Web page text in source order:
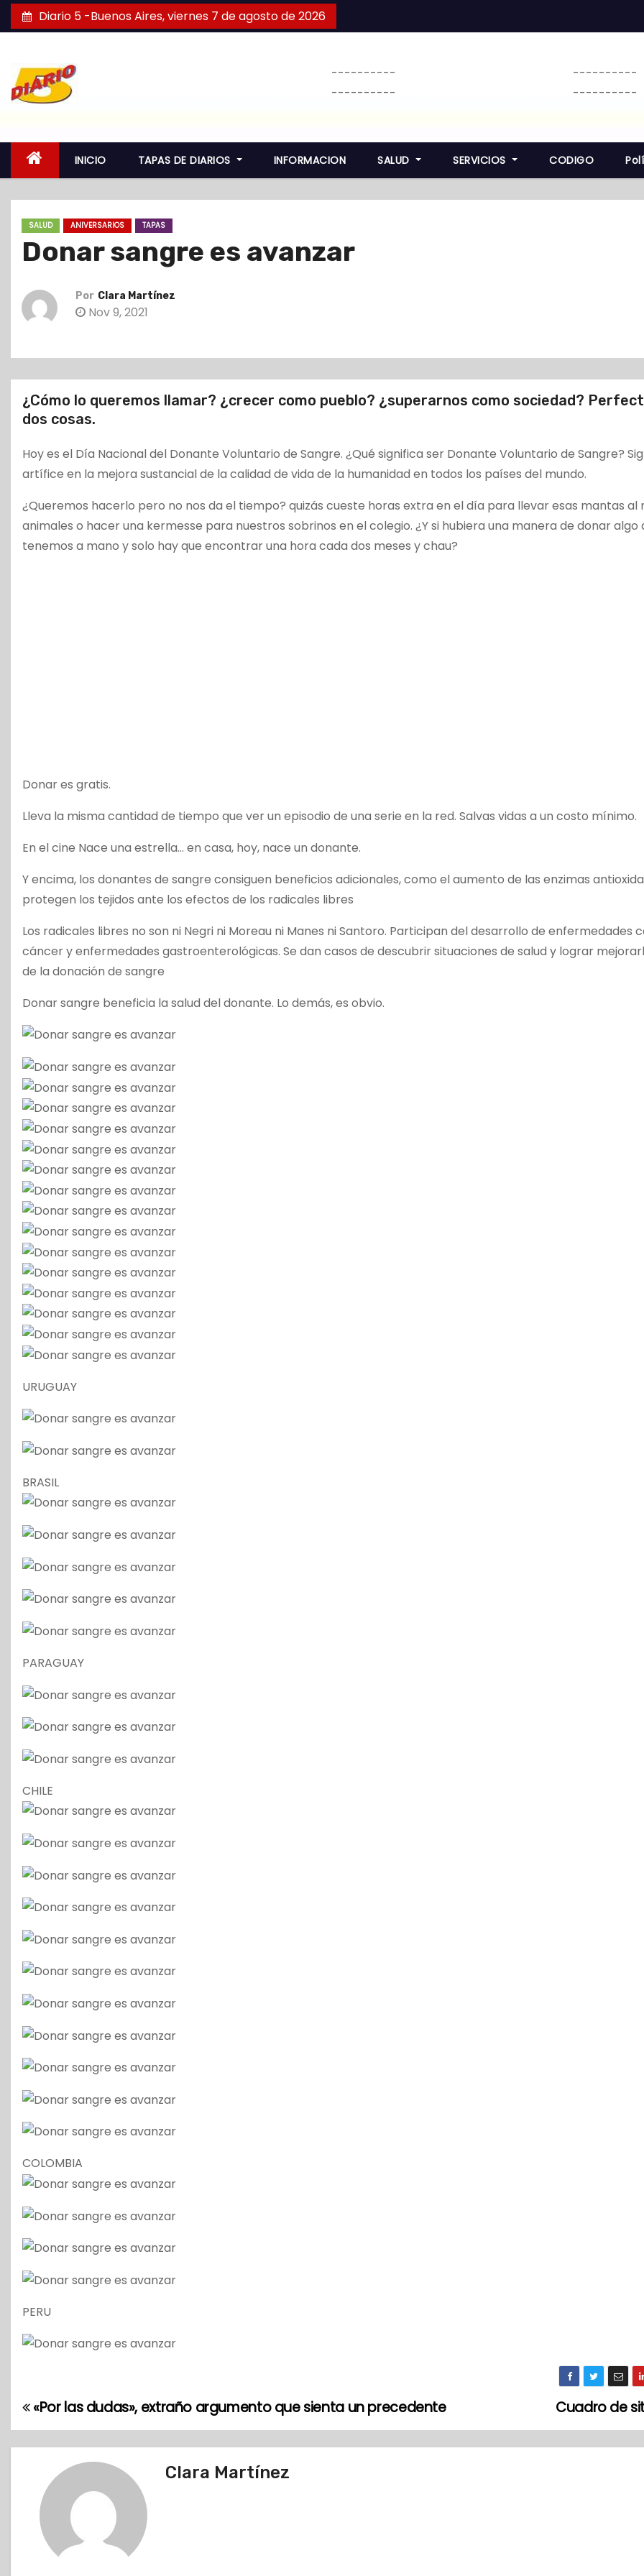
a
Diario 5 -Buenos Aires, viernes 7 de agosto de 2026
----------
----------
----------
----------
INICIO TAPAS DE DIARIOS INFORMACION SALUD SERVICIOS CODIGO
SALUD ANIVERSARIOS TAPAS
Donar sangre es avanzar
Por Clara Martínez
Nov 9, 2021
¿Cómo lo queremos llamar? ¿crecer como pueblo? ¿superarnos como sociedad?
dos cosas.
Hoy es el Día Nacional del Donante Voluntario de Sangre. ¿Qué significa ser Donante Voluntario de Sangre?
artífice en la mejora sustancial de la calidad de vida de la humanidad en todos los países del mundo.
¿Queremos hacerlo pero no nos da el tiempo? quizás cueste horas extra en el día para llevar esas mantas al
animales o hacer una kermesse para nuestros sobrinos en el colegio. ¿Y si hubiera una manera de donar algo
tenemos a mano y solo hay que encontrar una hora cada dos meses y chau?
Donar es gratis.
Lleva la misma cantidad de tiempo que ver un episodio de una serie en la red. Salvas vidas a un costo mínimo.
En el cine Nace una estrella… en casa, hoy, nace un donante.
Y encima, los donantes de sangre consiguen beneficios adicionales, como el aumento de las enzimas
protegen los tejidos ante los efectos de los radicales libres
Los radicales libres no son ni Negri ni Moreau ni Manes ni Santoro. Participan del desarrollo de enfermedades
cáncer y enfermedades gastroenterológicas. Se dan casos de descubrir situaciones de salud y lograr
de la donación de sangre
Donar sangre beneficia la salud del donante. Lo demás, es obvio.
URUGUAY
BRASIL
PARAGUAY
CHILE
COLOMBIA
PERU
N
a
Cuadro de
«Por las dudas», extraño argumento que sienta un precedente
Clara Martínez